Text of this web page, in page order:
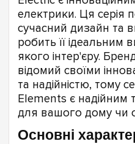
електрики. Ця серія
сучасний дизайн та
робить її ідеальним
якого інтер'єру.
відомий своїми
та надійністю, тому
Elements є надійним
для вашого дому чи
Основні